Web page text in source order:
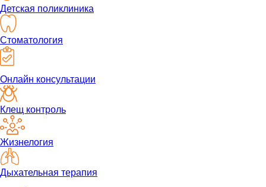
Детская поликлиника
Стоматология
Онлайн консультации
Клещ контроль
Жизнелогия
Дыхательная терапия